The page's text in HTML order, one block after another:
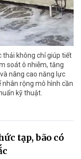
thải không chỉ giúp tiết
soát ô nhiễm, tăng
nâng cao năng lực
nhân rộng mô hình cần
kỹ thuật.
tạp, bão có